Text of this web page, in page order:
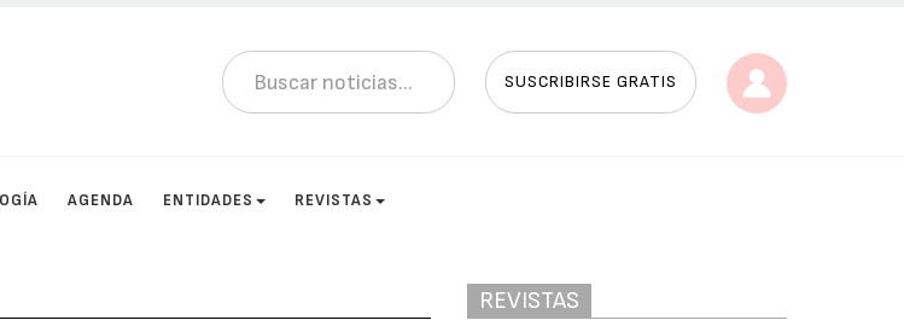
SUSCRIBIRSE GRATIS
AGENDA ENTIDADES REVISTAS
REVISTAS